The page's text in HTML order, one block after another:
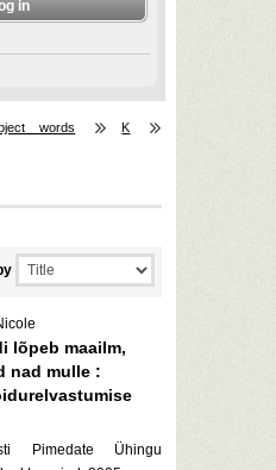
words
K
lõpeb maailm,
nad mulle :
Pimedate Ühingu